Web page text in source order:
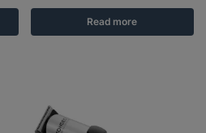
Read more